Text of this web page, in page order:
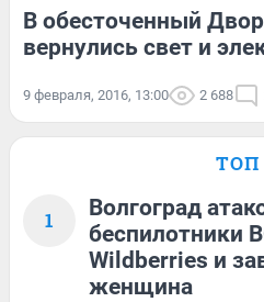
В обесточенный
вернулись свет и
9 февраля, 2016, 13:00 2 688
ТОП
1
Волгоград
беспилотники
Wildberries и
женщина